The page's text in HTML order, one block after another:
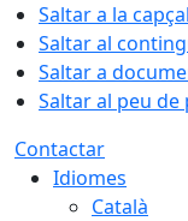
Saltar a la
Saltar al
Saltar a
Saltar al peu de
Contactar
Idiomes
Català